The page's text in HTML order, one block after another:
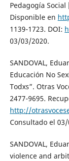
Pedagogía
Disponible en
1139-1723. DOI:
03/03/2020.
SANDOVAL,
Educación No
Todxs”. Otras
2477-9695.
http://
Consultado el
SANDOVAL,
violence and